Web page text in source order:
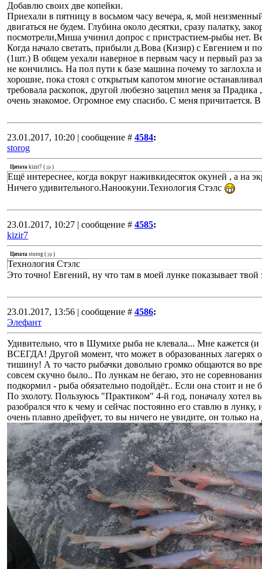
Добавлю своих две копейки.
Приехали в пятницу в восьмом часу вечера, я, мой
двигаться не будем. Глубина около десятки, сразу палатку,
посмотрели,Миша учинил допрос с пристрастием-рыбы нет.
Когда начало светать, прибыли д.Вова (Кизир) с Евгением и
(1шт.) В общем уехали наверное в первым часу и первый раз
не кончились. На пол пути к базе машина почему то заглохла
хорошие, пока стоял с открытым капотом многие
требовала раскопок, другой любезно зацепил меня за
очень знакомое. Огромное ему спасибо. С меня причитается.
23.01.2017, 10:20 | сообщение # 4584:
storog
Цитата kizir7 ( )
Ещё интереснее, когда вокруг наживкидесяток окуней , а на
Ничего удивительного.Наноокуни.Технология Стэлс
23.01.2017, 10:27 | сообщение # 4585:
kizir7
Цитата storog ( )
Технология Стэлс
Это точно! Евгений, ну что там в моей лунке показывает
23.01.2017, 13:56 | сообщение # 4586:
Элефант
Удивительно, что в Шумихе рыба не клевала... Мне кажется
ВСЕГДА! Другой момент, что может в образованных лагерях
тишину! А то часто рыбачки довольно громко общаются во
совсем скучно было.. По лункам не бегаю, это не
подкормил - рыба обязательно подойдёт.. Если она стоит и
По эхолоту. Пользуюсь "Практиком" 4-й год, поначалу хотел
разобрался что к чему и сейчас постоянно его ставлю в
очень плавно дрейфует, то вы ничего не увидите, он только